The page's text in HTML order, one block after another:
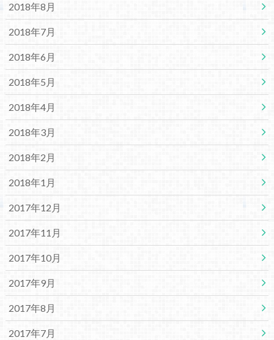
2018年8月
2018年7月
2018年6月
2018年5月
2018年4月
2018年3月
2018年2月
2018年1月
2017年12月
2017年11月
2017年10月
2017年9月
2017年8月
2017年7月